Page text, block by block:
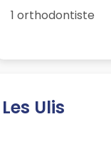
1 orthodontiste
Ulis